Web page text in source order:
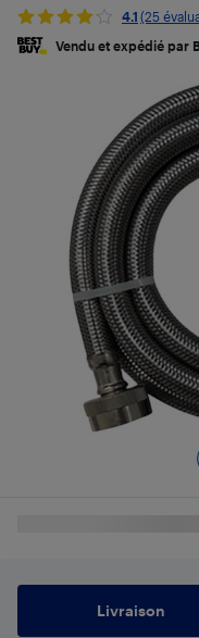
4.1 (25
Vendu et expédié par
Livraison